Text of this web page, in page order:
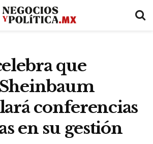
que
conferencias
en su gestión